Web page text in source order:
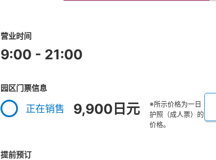
营业时间
9:00 - 21:00
园区门票信息
正在销售 9,900日元
※所示价格为一日
护照（成人票）的
价格。
提前预订